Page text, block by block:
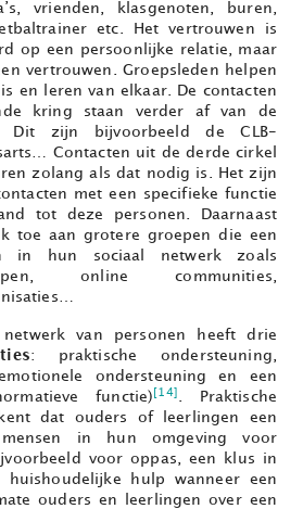
vrienden, klasgenoten, buren,
etc. Het vertrouwen is
op een persoonlijke relatie, maar
vertrouwen. Groepsleden helpen
en leren van elkaar. De contacten
kring staan verder af van de
Dit zijn bijvoorbeeld de CLB-
Contacten uit de derde cirkel
zolang als dat nodig is. Het zijn
met een specifieke functie
tot deze personen. Daarnaast
toe aan grotere groepen die een
in hun sociaal netwerk zoals
online communities,
van personen heeft drie
: praktische ondersteuning,
ondersteuning en een
functie) [14]
. Praktische
dat ouders of leerlingen een
in hun omgeving voor
voor oppas, een klus in
hulp wanneer een
ouders en leerlingen over een